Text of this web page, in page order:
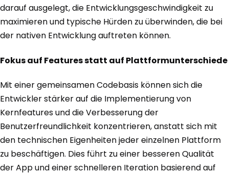
darauf ausgelegt, die Entwicklungsgeschwindigkeit zu
maximieren und typische Hürden zu überwinden, die bei
der nativen Entwicklung auftreten können.
Fokus auf Features statt auf Plattformunterschiede
Mit einer gemeinsamen Codebasis können sich die
Entwickler stärker auf die Implementierung von
Kernfeatures und die Verbesserung der
Benutzerfreundlichkeit konzentrieren, anstatt sich mit
den technischen Eigenheiten jeder einzelnen Plattform
zu beschäftigen. Dies führt zu einer besseren Qualität
der App und einer schnelleren Iteration basierend auf